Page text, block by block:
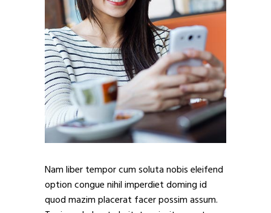
Nam liber tempor cum soluta nobis eleifend
option congue nihil imperdiet doming id
quod mazim placerat facer possim assum.